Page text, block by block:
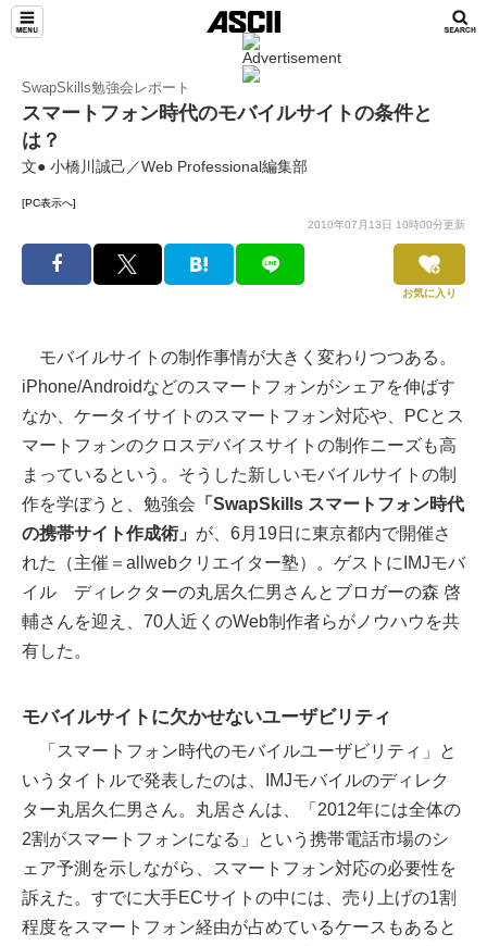
SwapSkills勉強会レポート
スマートフォン時代のモバイルサイトの条件と
は？
文● 小橋川誠己／Web Professional編集部
[PC表示へ]
2010年07月13日 10時00分更新
お気に入り
モバイルサイトの制作事情が大きく変わりつつある。
iPhone/Androidなどのスマートフォンがシェアを伸ばす
なか、ケータイサイトのスマートフォン対応や、PCとス
マートフォンのクロスデバイスサイトの制作ニーズも高
まっているという。そうした新しいモバイルサイトの制
作を学ぼうと、勉強会 「SwapSkills スマートフォン時代
の携帯サイト作成術」 が、6月19日に東京都内で開催さ
れた（主催＝allwebクリエイター塾）。ゲストにIMJモバ
イル ディレクターの丸居久仁男さんとブロガーの森 啓
輔さんを迎え、70人近くのWeb制作者らがノウハウを共
有した。
モバイルサイトに欠かせないユーザビリティ
「スマートフォン時代のモバイルユーザビリティ」と
いうタイトルで発表したのは、IMJモバイルのディレク
ター丸居久仁男さん。丸居さんは、「2012年には全体の
2割がスマートフォンになる」という携帯電話市場のシ
ェア予測を示しながら、スマートフォン対応の必要性を
訴えた。すでに大手ECサイトの中には、売り上げの1割
程度をスマートフォン経由が占めているケースもあると